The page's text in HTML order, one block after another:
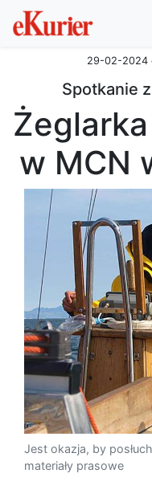
29-02-2024
Spotkanie
w MCN
Jest okazja, by
materiały prasowe